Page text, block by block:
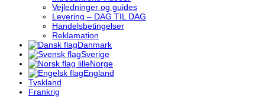
Vejledninger og guides
Levering – DAG TIL DAG
Handelsbetingelser
Reklamation
Danmark
Sverige
Norge
England
Tyskland
Frankrig